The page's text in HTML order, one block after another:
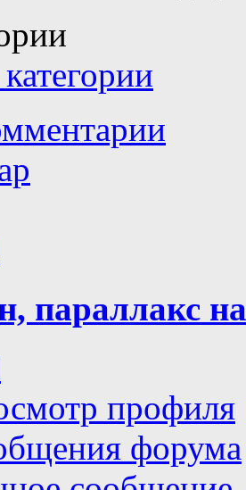
параллакс
профиля
форума